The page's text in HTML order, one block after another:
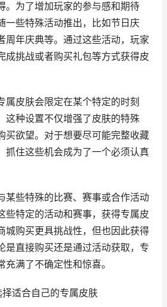
。为了增加玩家的参与感和期待
一些特殊活动推出，比如节日庆
周年庆典等。通过这些活动，玩家
成挑战或者购买礼包等方式获得皮
属皮肤会限定在某个特定的时刻
这种设置不仅增强了皮肤的特殊
买欲望。对于想要尽可能完整收藏
抓住这些机会成为了一个必须认真
某些特殊的比赛、赛事或合作活动
些特定的活动和赛事，获得专属皮
城购买更具挑战性，但也因此获得
是直接购买还是通过活动获取，专
满了不确定性和惊喜。
择适合自己的专属皮肤